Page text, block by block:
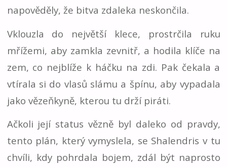
napověděly, že bitva zdaleka neskončila.
Vklouzla do největší klece, prostrčila ruku
mřížemi, aby zamkla zevnitř, a hodila klíče na
zem, co nejblíže k háčku na zdi. Pak čekala a
vtírala si do vlasů slámu a špínu, aby vypadala
jako vězeňkyně, kterou tu drží piráti.
Ačkoli její status vězně byl daleko od pravdy,
tento plán, který vymyslela, se Shalendris v tu
chvíli, kdy pohrdala bojem, zdál být naprosto